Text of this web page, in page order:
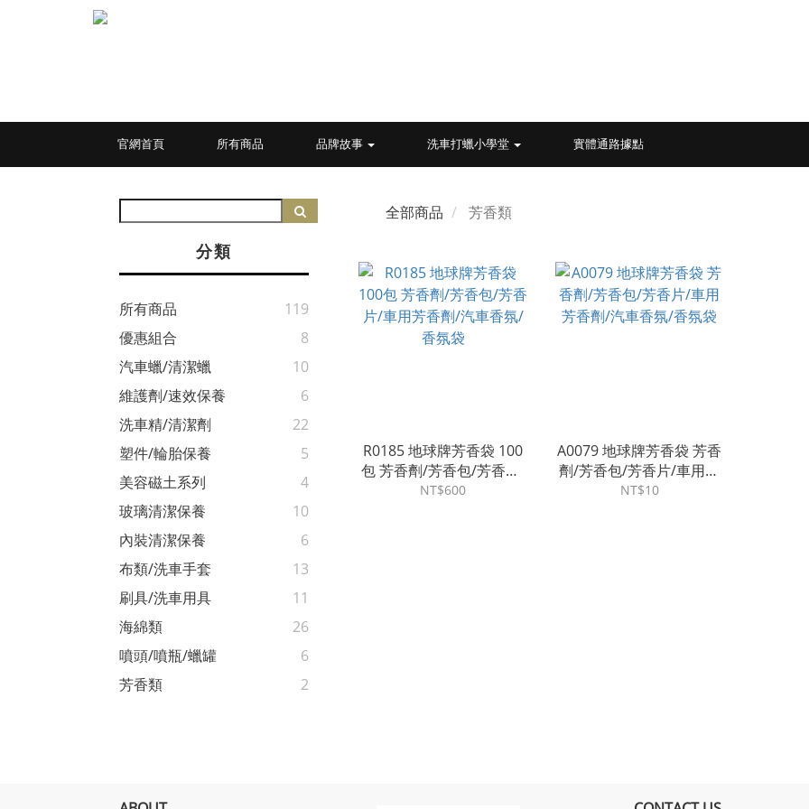
官網首頁 所有商品 品牌故事 洗車打蠟小學堂 實體通路據點
分類
所有商品
119
優惠組合
8
汽車蠟/清潔蠟
10
維護劑/速效保養
6
洗車精/清潔劑
22
塑件/輪胎保養
5
美容磁土系列
4
玻璃清潔保養
10
內裝清潔保養
6
布類/洗車手套
13
刷具/洗車用具
11
海綿類
26
噴頭/噴瓶/蠟罐
6
芳香類
2
全部商品 芳香類
R0185 地球牌芳香袋 100
包 芳香劑/芳香包/芳香片/
車用芳香劑/汽車香氛/香
NT$600
A0079 地球牌芳香袋 芳香
劑/芳香包/芳香片/車用芳
香劑/汽車香氛/香氛袋
NT$10